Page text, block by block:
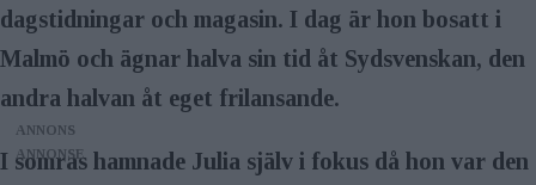
dagstidningar och magasin. I dag är hon bosatt i
Malmö och ägnar halva sin tid åt Sydsvenskan, den
andra halvan åt eget frilansande.
ANNONS
I somras hamnade Julia själv i ­fokus då hon var den